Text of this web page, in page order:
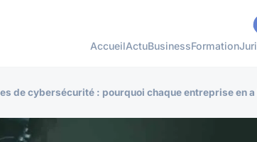
AccueilActuBusinessFormation
de cybersécurité : pourquoi chaque entreprise en a